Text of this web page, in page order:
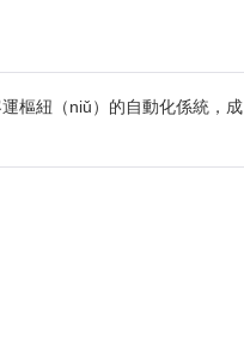
樞紐（niǔ）的自動化係統，成